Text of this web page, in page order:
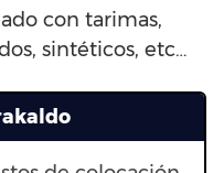
con tarimas,
sintéticos, etc…